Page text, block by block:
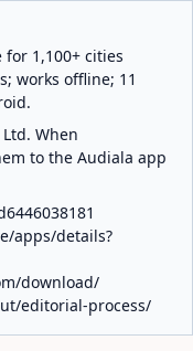
1,100+ cities
works offline; 11
When
to the Audiala app
apps/details?
download/
editorial-process/